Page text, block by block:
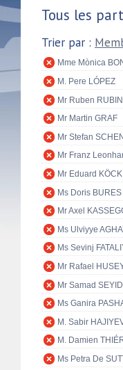
Tous les
Trier par :
Mme Mònica
M. Pere LÓPEZ
Mr Ruben
Mr Martin GRAF
Mr Stefan
Mr Franz
Mr Eduard KÖCK
Ms Doris BURES
Mr Axel
Ms Ulviyye
Ms Sevinj
Mr Rafael
Mr Samad
Ms Ganira
M. Sabir
M. Damien
Ms Petra De